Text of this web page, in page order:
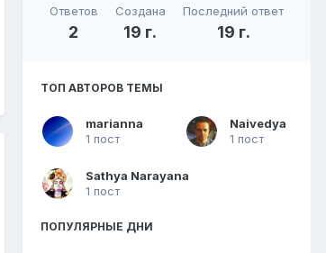
Ответов
2
Создана
19 г.
Последний ответ
19 г.
ТОП АВТОРОВ ТЕМЫ
marianna
1 пост
Naivedya
1 пост
Sathya Narayana
1 пост
ПОПУЛЯРНЫЕ ДНИ